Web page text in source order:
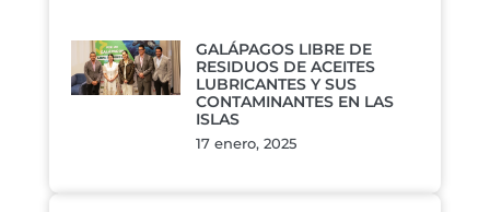
GALÁPAGOS LIBRE DE
RESIDUOS DE ACEITES
LUBRICANTES Y SUS
CONTAMINANTES EN LAS
ISLAS
17 enero, 2025